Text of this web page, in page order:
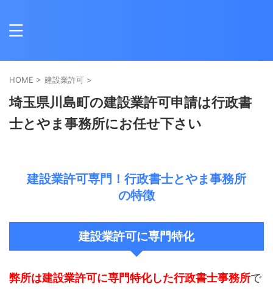
HOME > 建設業許可 >
埼玉県川島町の建設業許可申請は行政書
士とやま事務所にお任せ下さい
建設業許可専門！行政書士とやま事務所
の特徴
建設業許可に専門特化
弊所は建設業許可に専門特化した行政書士事務所で